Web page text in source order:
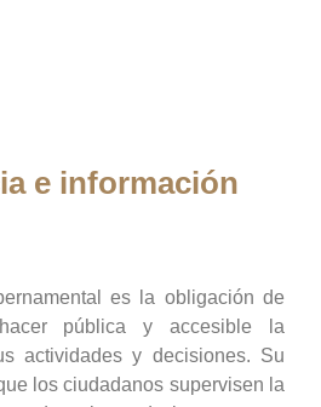
e información
es la obligación de
pública y accesible la
actividades y decisiones. Su
los ciudadanos supervisen la